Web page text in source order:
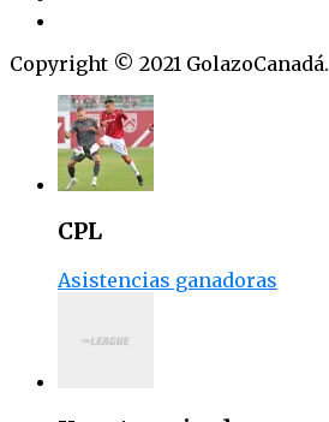
Copyright © 2021 GolazoCanadá.
CPL
Asistencias ganadoras